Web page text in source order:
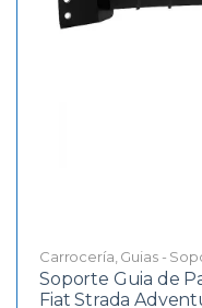
Carrocería Guias -
Soporte Guia de
Fiat Strada